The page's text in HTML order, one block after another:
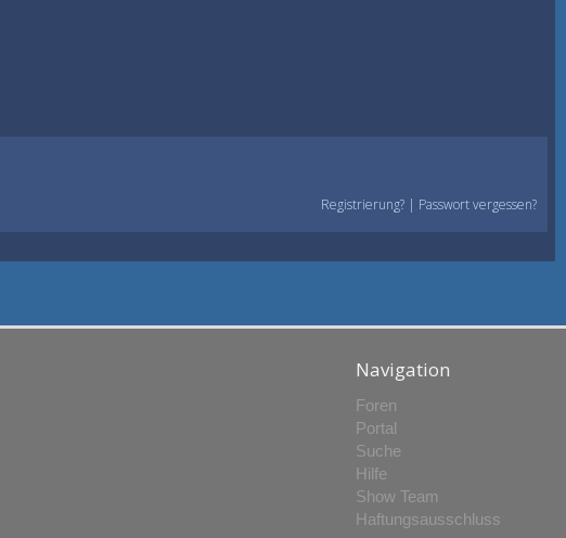
Registrierung? | Passwort vergessen?
Navigation
Foren
Portal
Suche
Hilfe
Show Team
Haftungsausschluss